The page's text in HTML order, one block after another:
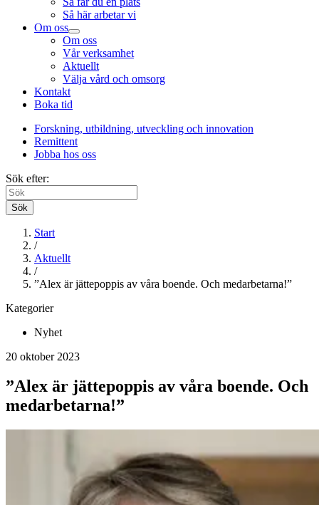
Så här arbetar vi
Om oss
Om oss
Vår verksamhet
Aktuellt
Välja vård och omsorg
Kontakt
Boka tid
Forskning, utbildning, utveckling och innovation
Remittent
Jobba hos oss
Sök efter:
Sök
Start
/
Aktuellt
/
”Alex är jättepoppis av våra boende. Och medarbetarna!”
Kategorier
Nyhet
20 oktober 2023
”Alex är jättepoppis av våra boende. Och
medarbetarna!”